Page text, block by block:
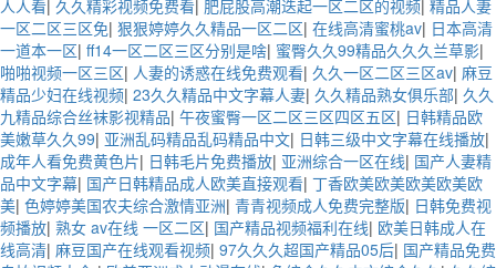
人人看| 久久精彩视频免费看| 肥屁股高潮迭起一区二区的视频| 精品人妻
一区二区三区免| 狠狠婷婷久久精品一区二区| 在线高清蜜桃av| 日本高清
一道本一区| ff14一区二区三区分别是啥| 蜜臀久久99精品久久久兰草影|
啪啪视频一区三区| 人妻的诱惑在线免费观看| 久久一区二区三区av| 麻豆
精品少妇在线视频| 23久久精品中文字幕人妻| 久久精品熟女俱乐部| 久久
九精品综合丝袜影视精品| 午夜蜜臀一区二区三区四区五区| 日韩精品欧
美嫩草久久99| 亚洲乱码精品乱码精品中文| 日韩三级中文字幕在线播放|
成年人看免费黄色片| 日韩毛片免费播放| 亚洲综合一区在线| 国产人妻精
品中文字幕| 国产日韩精品成人欧美直接观看| 丁香欧美欧美欧美欧美欧
美| 色婷婷美国农夫综合激情亚洲| 青青视频成人免费完整版| 日韩免费视
频播放| 熟女 av在线 一区二区| 国产精品视频福利在线| 欧美日韩成人在
线高清| 麻豆国产在线观看视频| 97久久久超国产精品05后| 国产精品免费